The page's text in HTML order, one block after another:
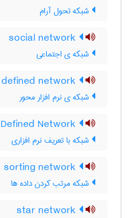
شبکه تحول آرام
شبکه ی اجتماعی
شبکه ی نرم افزار محور
شبکه با تعریف نرم افزاری
شبکه مرتب کردن داده ها